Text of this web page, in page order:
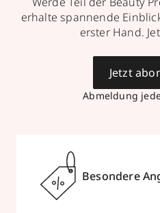
erhalte spannende
erster Hand.
Abmeldung
Jetzt
Besondere